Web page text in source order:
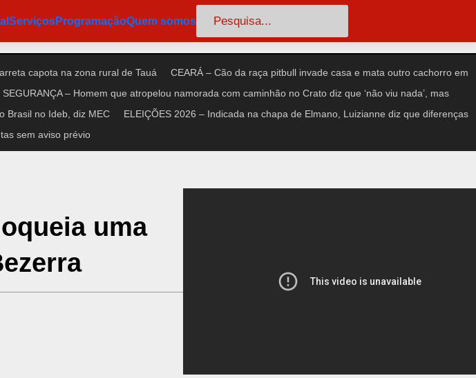
ServiçosProgramaçãoQuem somos Pesquisar
capota na zona rural de Tauá
CEARÁ – Cão da raça pitbull invade casa e mata outro cachorro em
SEGURANÇA – Homem que atropelou namorada com caminhão no Crato diz que ‘não viu nada’, mas
Brasil no Ideb, diz MEC
ELEIÇÕES 2026 – Indicada na chapa de Elmano, Luizianne diz que diferenças
sem aviso prévio
uma